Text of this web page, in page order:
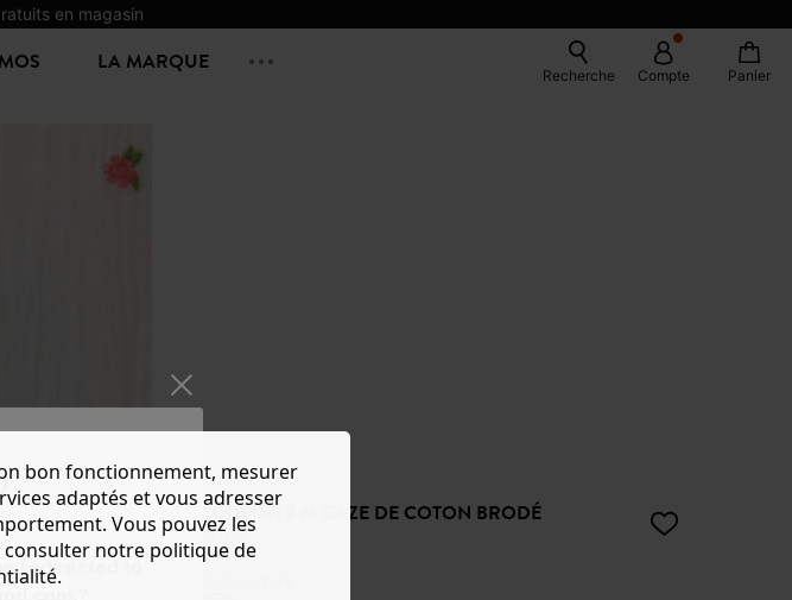
en magasin
redirected to
LA MARQUE Recherche Compte Panier
COUPON 3 M GAZE DE COTON BRODÉ
35,00 €
bon fonctionnement, mesurer
adaptés et vous adresser
Vous pouvez les
notre politique de